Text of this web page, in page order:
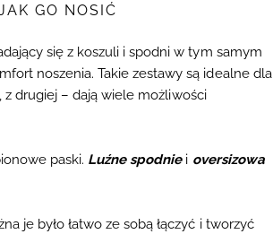
GO NOSIĆ
się z koszuli i spodni w tym samym
noszenia.Takie zestawy są idealne dla
z drugiej – dająwiele możliwości
paski. Luźne spodniei oversizowa
je było łatwo ze sobą łączyć i tworzyć